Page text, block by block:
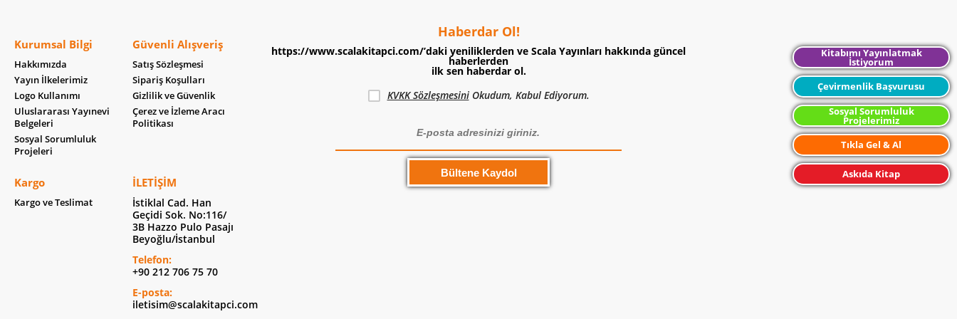
Kurumsal Bilgi
Hakkımızda
Yayın İlkelerimiz
Logo Kullanımı
Uluslararası Yayınevi
Belgeleri
Sosyal Sorumluluk
Projeleri
Güvenli Alışveriş
Satış Sözleşmesi
Sipariş Koşulları
Gizlilik ve Güvenlik
Çerez ve İzleme Aracı
Politikası
Kargo
Kargo ve Teslimat
İLETIŞIM
İstiklal Cad. Han
Geçidi Sok. No:116/
3B Hazzo Pulo Pasajı
Beyoğlu/İstanbul
Telefon:
+90 212 706 75 70
E-posta:
iletisim@scalakitapci.com
Haberdar Ol!
https://www.scalakitapci.com/’daki yeniliklerden ve Scala Yayınları hakkında güncel
haberlerden
ilk sen haberdar ol.
KVKK SözleşmesiniOkudum, Kabul Ediyorum.
Kitabımı Yayınlatmak
İstiyorum
Çevirmenlik Başvurusu
Sosyal Sorumluluk
Projelerimiz
Tıkla Gel & Al
Askıda Kitap